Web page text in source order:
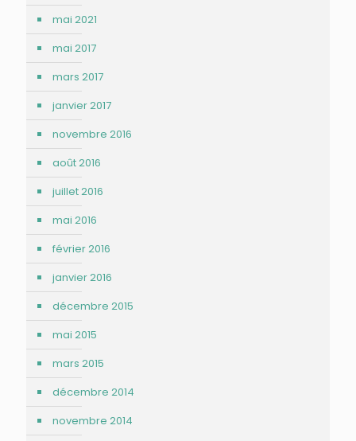
mai 2021
mai 2017
mars 2017
janvier 2017
novembre 2016
août 2016
juillet 2016
mai 2016
février 2016
janvier 2016
décembre 2015
mai 2015
mars 2015
décembre 2014
novembre 2014